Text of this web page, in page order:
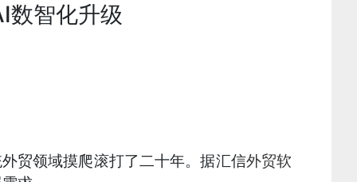
数智化升级
贸领域摸爬滚打了二十年。据汇信外贸软